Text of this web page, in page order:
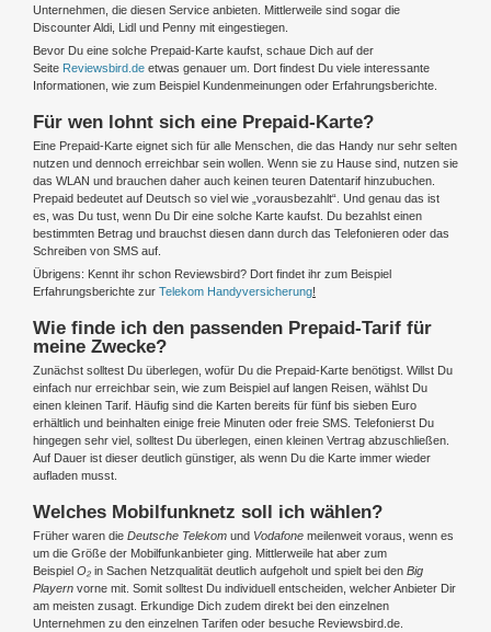
Unternehmen, die diesen Service anbieten. Mittlerweile sind sogar die
Discounter Aldi, Lidl und Penny mit eingestiegen.
Bevor Du eine solche Prepaid-Karte kaufst, schaue Dich auf der
Seite Reviewsbird.de etwas genauer um. Dort findest Du viele interessante
Informationen, wie zum Beispiel Kundenmeinungen oder Erfahrungsberichte.
Für wen lohnt sich eine Prepaid-Karte?
Eine Prepaid-Karte eignet sich für alle Menschen, die das Handy nur sehr selten
nutzen und dennoch erreichbar sein wollen. Wenn sie zu Hause sind, nutzen sie
das WLAN und brauchen daher auch keinen teuren Datentarif hinzubuchen.
Prepaid bedeutet auf Deutsch so viel wie „vorausbezahlt“. Und genau das ist
es, was Du tust, wenn Du Dir eine solche Karte kaufst. Du bezahlst einen
bestimmten Betrag und brauchst diesen dann durch das Telefonieren oder das
Schreiben von SMS auf.
Übrigens: Kennt ihr schon Reviewsbird? Dort findet ihr zum Beispiel
Erfahrungsberichte zur Telekom Handyversicherung!
Wie finde ich den passenden Prepaid-Tarif für
meine Zwecke?
Zunächst solltest Du überlegen, wofür Du die Prepaid-Karte benötigst. Willst Du
einfach nur erreichbar sein, wie zum Beispiel auf langen Reisen, wählst Du
einen kleinen Tarif. Häufig sind die Karten bereits für fünf bis sieben Euro
erhältlich und beinhalten einige freie Minuten oder freie SMS. Telefonierst Du
hingegen sehr viel, solltest Du überlegen, einen kleinen Vertrag abzuschließen.
Auf Dauer ist dieser deutlich günstiger, als wenn Du die Karte immer wieder
aufladen musst.
Welches Mobilfunknetz soll ich wählen?
Früher waren die Deutsche Telekom und Vodafone meilenweit voraus, wenn es
um die Größe der Mobilfunkanbieter ging. Mittlerweile hat aber zum
Beispiel O₂ in Sachen Netzqualität deutlich aufgeholt und spielt bei den Big
Playern vorne mit. Somit solltest Du individuell entscheiden, welcher Anbieter Dir
am meisten zusagt. Erkundige Dich zudem direkt bei den einzelnen
Unternehmen zu den einzelnen Tarifen oder besuche Reviewsbird.de.